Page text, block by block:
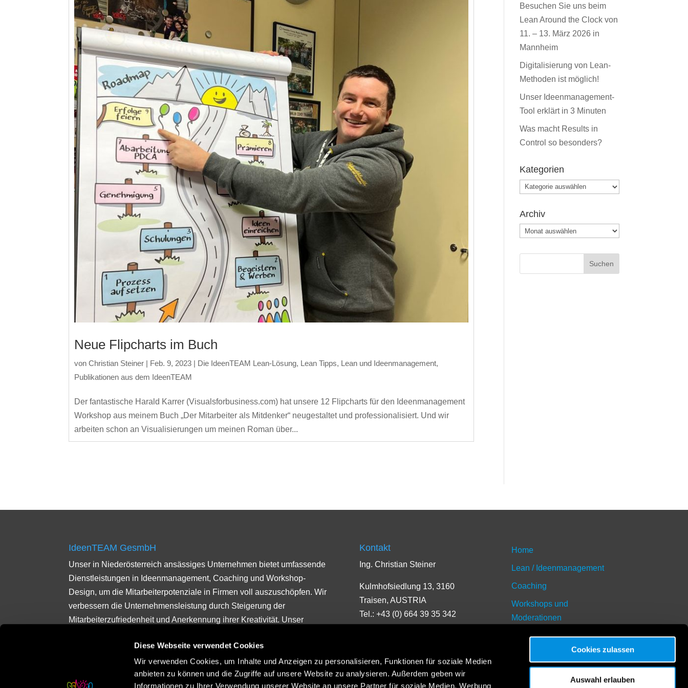
Diese Webseite verwendet Cookies
Wir verwenden Cookies, um Inhalte und Anzeigen zu personalisieren, Funktionen für soziale Medien
anbieten zu können und die Zugriffe auf unsere Website zu analysieren. Außerdem geben wir
Informationen zu Ihrer Verwendung unserer Website an unsere Partner für soziale Medien, Werbung
Cookies zulassen
Auswahl erlauben
Neue Flipcharts im Buch
vonChristian Steiner | Feb. 9, 2023 | Die IdeenTEAM Lean-Lösung, Lean Tipps, Lean und Ideenmanagement,
Publikationen aus dem IdeenTEAM
Der fantastische Harald Karrer (Visualsforbusiness.com) hat unsere 12 Flipcharts für den Ideenmanagement
Workshop aus meinem Buch „Der Mitarbeiter als Mitdenker“ neugestaltet und professionalisiert. Und wir
arbeiten schon an Visualisierungen um meinen Roman über...
Besuchen Sie uns beim
Lean Around the Clock von
11. – 13. März 2026 in
Mannheim
Digitalisierung von Lean-
Methoden ist möglich!
Unser Ideenmanagement-
Tool erklärt in 3 Minuten
Was macht Results in
Control so besonders?
Kategorien
Kategorien
Archiv
Archiv
IdeenTEAM GesmbH
Unser in Niederösterreich ansässiges Unternehmen bietet umfassende
Dienstleistungen in Ideenmanagement, Coaching und Workshop-
Design, um die Mitarbeiterpotenziale in Firmen voll auszuschöpfen. Wir
verbessern die Unternehmensleistung durch Steigerung der
Mitarbeiterzufriedenheit und Anerkennung ihrer Kreativität. Unser
Mitarbeiterideen. Durch Coaching fördern wir
Persönlichkeitsentwicklung und das Erreichen von Herzenszielen.
Zudem unterstützen wir Firmen bei der Entwicklung eigener Workshops
Kontakt
Ing. Christian Steiner
Kulmhofsiedlung 13, 3160
Traisen, AUSTRIA
Tel.: +43 (0) 664 39 35 342
Home
Lean / Ideenmanagement
Coaching
Workshops und
Moderationen
Unser neuestes Buch:
segelsetzen.online
Kontakt / Impressum